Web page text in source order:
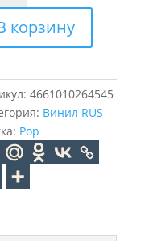
корзину
4661010264545
Винил RUS
Pop